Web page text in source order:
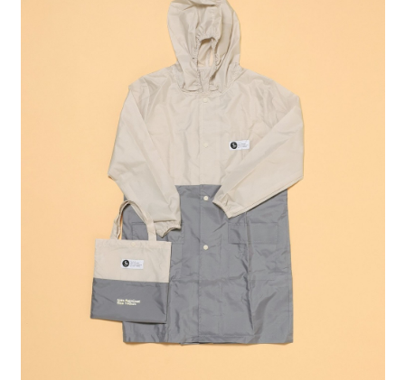
流程，驗證手機門號後，選擇欲分期的期數、繳款截止日，確認付款後即完
3.實際核准額度、可分期數及費用金額請依後續交易確認頁面所載為準。
4.訂單成立30分鐘內，如未前往確認交易或遇審核未通過，訂單將自動取
消。如遇「轉專審核」未通過狀況，表示未達大哥付你分期系統評分，恕無
1.分期款項不併入電信帳單，「大哥付你分期」於每月結算日後寄送繳費提
2.透過簡訊連結打開帳單後，可選擇「超商條碼／台灣大直營門市／銀行轉
帳／街口支付／iPASS MONEY」等通路繳費。
1.本服務係由「台灣大哥大股份有限公司」（以下簡稱本公司）所提供，讓
用戶於交易時，得透過本服務購買商品或服務，並由商店將買賣／分期付款
買賣價金債權讓與本公司後，依約使用本公司帳單繳交帳款。
2.基於同意付款使用「大哥付你分期」之契約關係目的，商店將以您的個人
資料（包含姓名、電話或地址）提供予台灣大哥大進項蒐集、處理及利用，
由本公司與您本人進行分期帳單所需資料之確認、核對及更正。
3.完整用戶服務條款，請詳閱以下連結：
https://oppay.tw/userRule
AFTEE先享後付是「在收到商品之後才付款」的支付方式。 讓您購物簡單便
１．簡單：不需註冊會員、不需綁卡、不需儲值。
２．便利：只要手機號碼，簡訊認證，即可結帳。
３．安心：先確認商品／服務後，再付款。
【「AFTEE先享後付」結帳流程】
１．於結帳方式選擇「AFTEE先享後付」後，將跳轉至「AFTEE先享後付」
結帳頁面，進行簡訊認證並確認金額後，即可完成結帳。
２．訂單成立數日內，您將收到繳費通知簡訊。
３．收到繳費通知簡訊後14天內，點擊此簡訊中的連結，可透過四大超商／
ATM／網路銀行／等多元方式進行付款，方視為交易完成。
※ 請注意：結帳手續完成當下不需立刻繳費，但若您需要取消訂單，請聯絡
購買商品的店家。未經商家同意取消之訂單仍視為有效，需透過AFTEE先享
※ 交易是否成功請以「AFTEE先享後付 」之結帳頁面顯示為準，若有關於
是否繳費成功／繳費後需取消欲退款等相關疑問，請聯繫「AFTEE先享後付
客戶支援中心」
https://netprotections.freshdesk.com/support/home
每筆NT$80，滿NT$1,500(含以上)免運費
每筆NT$80，滿NT$1,500(含以上)免運費
每筆NT$80，滿NT$1,500(含以上)免運費
每筆NT$80，滿NT$1,500(含以上)免運費
每筆NT$80，滿NT$1,500(含以上)免運費